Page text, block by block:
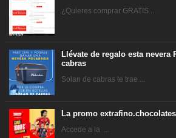
¿Quieres comprar GRATIS ...
Llévate de regalo esta
cabras
Solan de cabras te trae ...
La promo
Accede a la ...